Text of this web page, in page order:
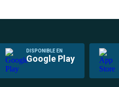
DISPONIBLE EN
Google Play